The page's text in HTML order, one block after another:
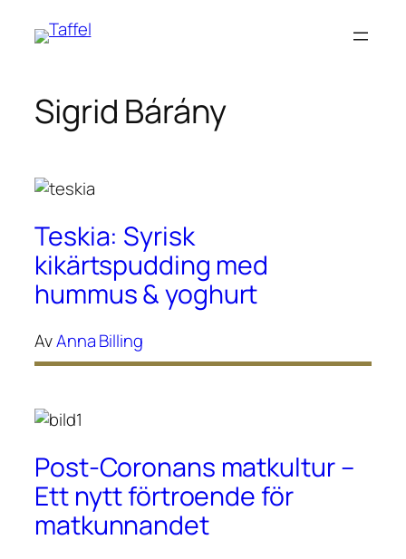
Hoppa
Sigrid Bárány
Teskia: Syrisk
kikärtspudding med
hummus & yoghurt
AvAnna Billing
Post-Coronans matkultur –
Ett nytt förtroende för
matkunnandet